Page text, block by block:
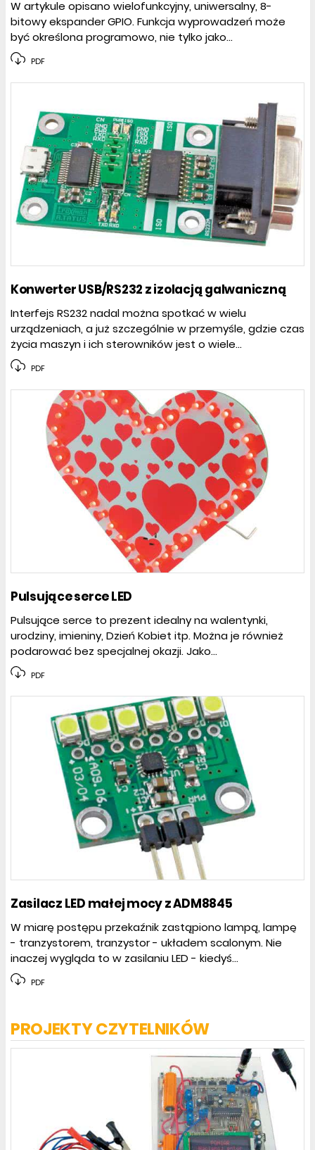
W artykule opisano wielofunkcyjny, uniwersalny, 8-
bitowy ekspander GPIO. Funkcja wyprowadzeń może
być określona programowo, nie tylko jako...
PDF
Konwerter USB/RS232 z izolacją galwaniczną
Interfejs RS232 nadal można spotkać w wielu
urządzeniach, a już szczególnie w przemyśle, gdzie czas
życia maszyn i ich sterowników jest o wiele...
PDF
Pulsujące serce LED
Pulsujące serce to prezent idealny na walentynki,
urodziny, imieniny, Dzień Kobiet itp. Można je również
podarować bez specjalnej okazji. Jako...
PDF
Zasilacz LED małej mocy z ADM8845
W miarę postępu przekaźnik zastąpiono lampą, lampę
- tranzystorem, tranzystor - układem scalonym. Nie
inaczej wygląda to w zasilaniu LED - kiedyś...
PDF
PROJEKTY CZYTELNIKÓW